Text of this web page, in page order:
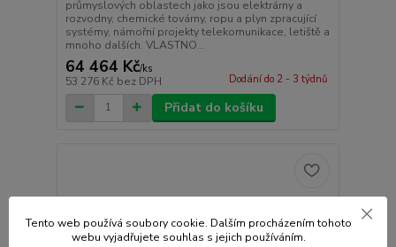
průmyslových oblastech jako jsou elektrárny a
rozvodny, chemické továrny, ropu a plyn zpracující
systémy, námořní projekty telekomunikace, letiště a
mnoho dalších. VLASTNO...
64 464 Kč/ks
53 276 Kč bez DPH Dodání do 2 - 3 týdnů
Přidat do košíku
Tento web používá soubory cookie. Dalším procházením tohoto
webu vyjadřujete souhlas s jejich používáním.